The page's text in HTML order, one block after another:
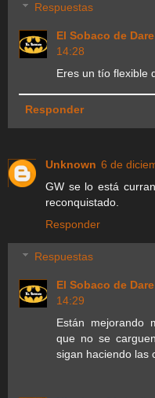
Respuestas
El Sobaco de
14:28
Eres un tío flexible
Responder
Unknown 6 de
GW se lo está
reconquistado.
Responder
Respuestas
El Sobaco de
14:29
Están mejorando
que no se
sigan haciendo las